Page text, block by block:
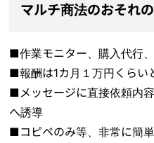
マルチ商法のおそれ
■作業モニター、購入代行
■報酬は1カ月１万円くらい
■メッセージに直接依頼内
へ誘導
■コピペのみ等、非常に簡